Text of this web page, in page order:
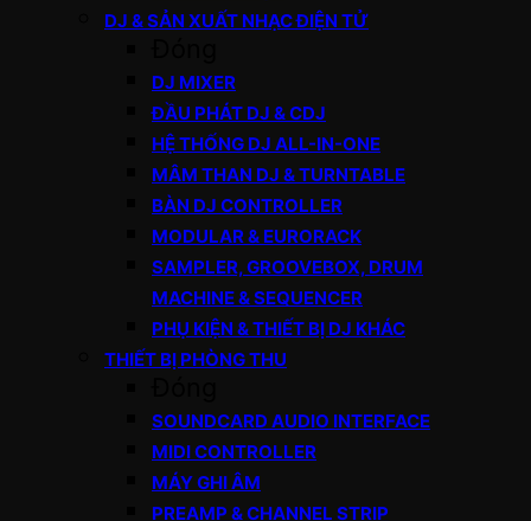
DJ & SẢN XUẤT NHẠC ĐIỆN TỬ
DJ MIXER
ĐẦU PHÁT DJ & CDJ
HỆ THỐNG DJ ALL-IN-ONE
MÂM THAN DJ & TURNTABLE
BÀN DJ CONTROLLER
MODULAR & EURORACK
SAMPLER, GROOVEBOX, DRUM
MACHINE & SEQUENCER
PHỤ KIỆN & THIẾT BỊ DJ KHÁC
THIẾT BỊ PHÒNG THU
SOUNDCARD AUDIO INTERFACE
MIDI CONTROLLER
MÁY GHI ÂM
PREAMP & CHANNEL STRIP